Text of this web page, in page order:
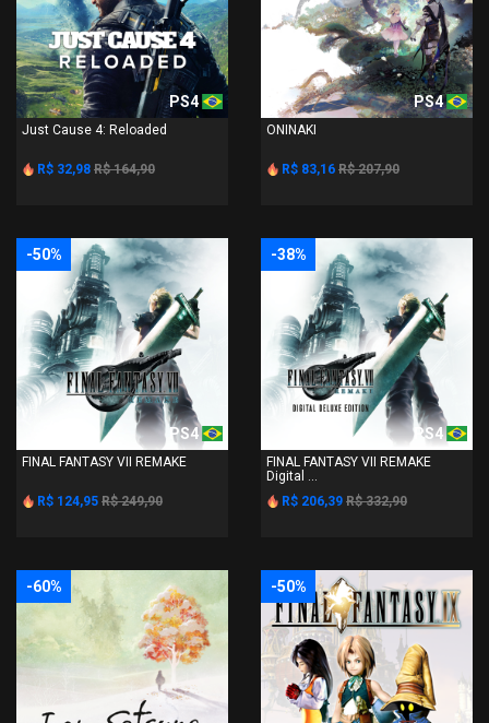
PS4
Just Cause 4: Reloaded
R$ 32,98 R$ 164,90
PS4
ONINAKI
R$ 83,16 R$ 207,90
-50%
PS4
FINAL FANTASY VII REMAKE
R$ 124,95 R$ 249,90
-38%
PS4
FINAL FANTASY VII REMAKE
Digital ...
R$ 206,39 R$ 332,90
-60% -50%